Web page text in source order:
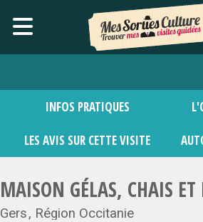
INFOS PRATIQUES
LES AVIS SUR CETTE VISITE
MAISON GÉLAS, CHAIS ET
Gers Région Occitanie